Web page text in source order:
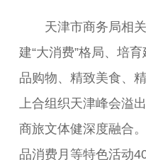
天津市商务局相关
建“大消费”格局、培
品购物、精致美食、
上合组织天津峰会溢
商旅文体健深度融合
品消费月等特色活动